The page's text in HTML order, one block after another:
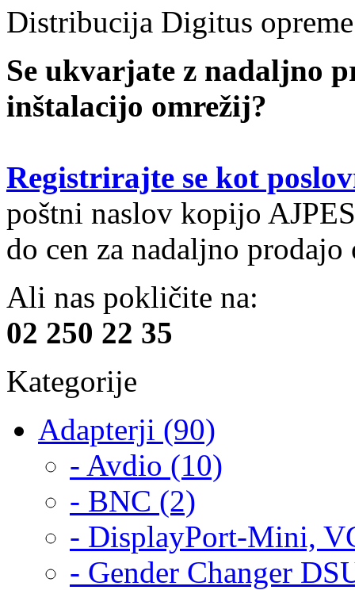
Distribucija Digitus opreme
Se ukvarjate z nadaljno
inštalacijo omrežij?
Registrirajte se kot
poštni naslov kopijo
do cen za nadaljno prodajo
Ali nas pokličite na:
02 250 22 35
Kategorije
Adapterji (90)
- Avdio (10)
- BNC (2)
- DisplayPort-Mini,
- Gender Changer